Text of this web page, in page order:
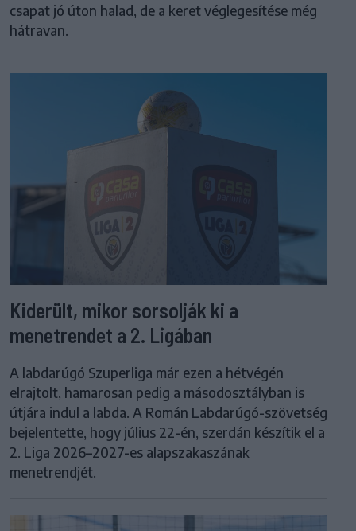
csapat jó úton halad, de a keret véglegesítése még
hátravan.
Kiderült, mikor sorsolják ki a
menetrendet a 2. Ligában
A labdarúgó Szuperliga már ezen a hétvégén
elrajtolt, hamarosan pedig a másodosztályban is
útjára indul a labda. A Román Labdarúgó-szövetség
bejelentette, hogy július 22-én, szerdán készítik el a
2. Liga 2026–2027-es alapszakaszának
menetrendjét.